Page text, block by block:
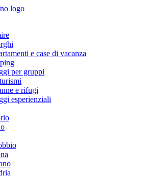
e case di vacanza
per gruppi
e rifugi
esperienziali